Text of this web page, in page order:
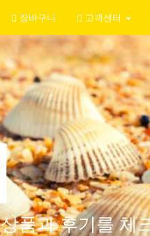
장바구니 고객센터
품과 후기를 체